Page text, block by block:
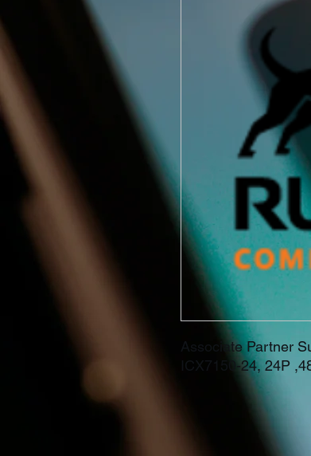
Associate Partner
ICX7150-24, 24P